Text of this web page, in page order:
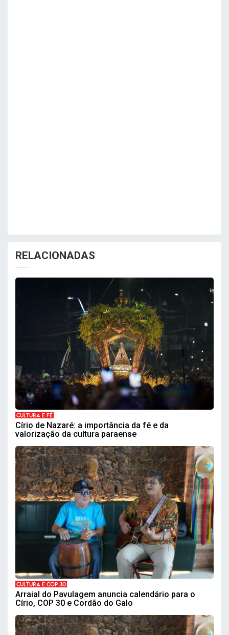
RELACIONADAS
CULTURA E FÉ
Círio de Nazaré: a importância da fé e da
valorização da cultura paraense
CULTURA E COP 30
Arraial do Pavulagem anuncia calendário para o
Círio, COP 30 e Cordão do Galo